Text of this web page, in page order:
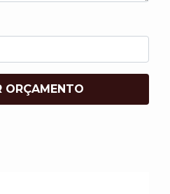
ORÇAMENTO